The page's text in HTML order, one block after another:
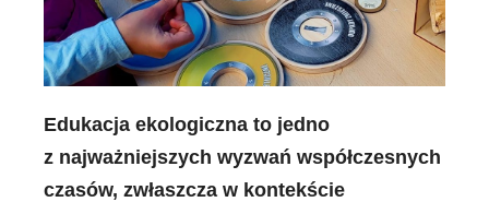
Edukacja ekologiczna to jedno
z najważniejszych wyzwań współczesnych
czasów, zwłaszcza w kontekście